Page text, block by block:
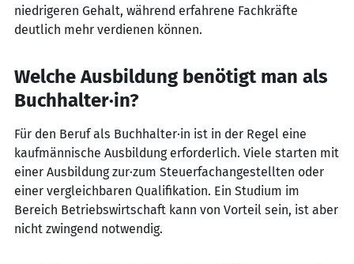
niedrigeren Gehalt, während erfahrene Fachkräfte
deutlich mehr verdienen können.
Welche Ausbildung benötigt man als
Buchhalter·in?
Für den Beruf als Buchhalter·in ist in der Regel eine
kaufmännische Ausbildung erforderlich. Viele starten mit
einer Ausbildung zur·zum Steuerfachangestellten oder
einer vergleichbaren Qualifikation. Ein Studium im
Bereich Betriebswirtschaft kann von Vorteil sein, ist aber
nicht zwingend notwendig.